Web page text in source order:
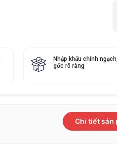
Nhập khẩu chính
gốc rõ ràng
Chi tiết sản